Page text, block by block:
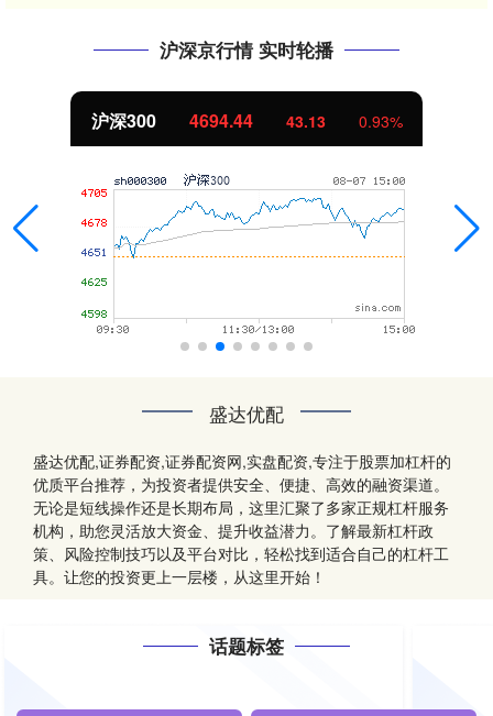
沪深京行情 实时轮播
沪深300 4694.44 43.13 0.93%
盛达优配
盛达优配,证券配资,证券配资网,实盘配资,专注于股票加杠杆的
优质平台推荐，为投资者提供安全、便捷、高效的融资渠道。
无论是短线操作还是长期布局，这里汇聚了多家正规杠杆服务
机构，助您灵活放大资金、提升收益潜力。了解最新杠杆政
策、风险控制技巧以及平台对比，轻松找到适合自己的杠杆工
具。让您的投资更上一层楼，从这里开始！
话题标签